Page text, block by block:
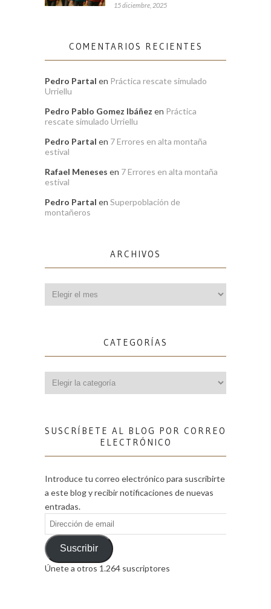
15 diciembre, 2025
COMENTARIOS RECIENTES
Pedro Partal en Práctica rescate simulado
Urriellu
Pedro Pablo Gomez Ibáñez en Práctica
rescate simulado Urriellu
Pedro Partal en 7 Errores en alta montaña
estival
Rafael Meneses en 7 Errores en alta montaña
estival
Pedro Partal en Superpoblación de
montañeros
ARCHIVOS
CATEGORÍAS
SUSCRÍBETE AL BLOG POR CORREO
ELECTRÓNICO
Introduce tu correo electrónico para suscribirte
a este blog y recibir notificaciones de nuevas
entradas.
Dirección
de
emailSuscribir
Únete a otros 1.264 suscriptores